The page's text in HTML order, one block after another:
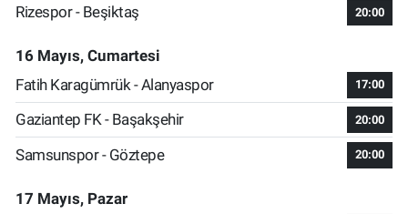
Rizespor - Beşiktaş
20:00
16 Mayıs, Cumartesi
Fatih Karagümrük - Alanyaspor
17:00
Gaziantep FK - Başakşehir 20:00
Samsunspor - Göztepe 20:00
17 Mayıs, Pazar